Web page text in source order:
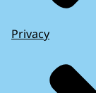
Privacy